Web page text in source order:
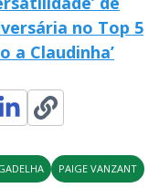
no Top 5
a Claudinha’
PAIGE VANZANT